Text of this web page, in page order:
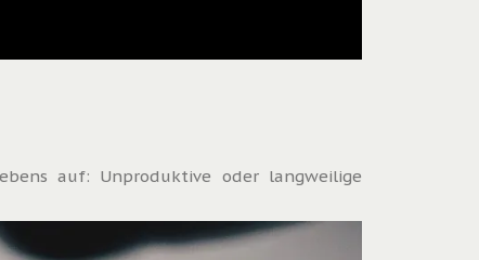
auf: Unproduktive oder langweilige